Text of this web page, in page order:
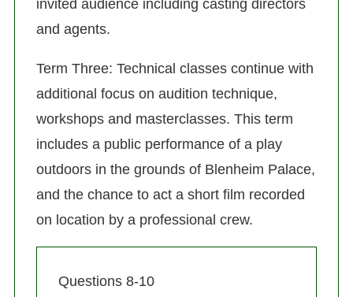
invited audience including casting directors
and agents.
Term Three: Technical classes continue with
additional focus on audition technique,
workshops and masterclasses. This term
includes a public performance of a play
outdoors in the grounds of Blenheim Palace,
and the chance to act a short film recorded
on location by a professional crew.
Questions 8-10